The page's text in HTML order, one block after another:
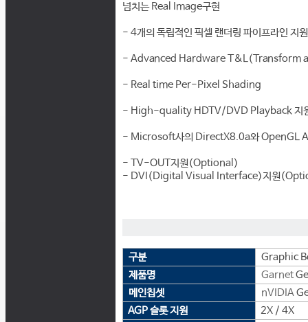
넘치는 Real Image구현
- 4개의 독립적인 픽셀 랜더링 파이프라인 지원
- Advanced Hardware T&L(Transform
- Real time Per-Pixel Shading
- High-quality HDTV/DVD Playback 지
- Microsoft사의 DirectX8.0a와 OpenGL
- TV-OUT지원(Optional)
- DVI(Digital Visual Interface)지원
구분
Graphic
제품명
Garnet
메인칩셋
nVIDIA
AGP 슬롯 지원
2X / 4X